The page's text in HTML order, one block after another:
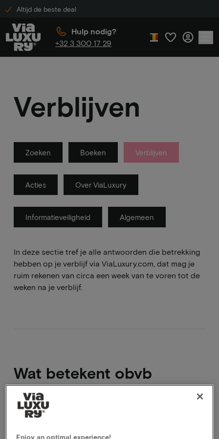
Altijd de beste deal
Hulp nodig?
+32 3 300 17 29
Verblijven
Zoeken Boeken Verblijven
Acties Over ViaLuxury
Informatieveiligheid Algemeen
In deze sectie tref je alle antwoorden die betrekking
hebben op je verblijf via ViaLuxury.com, dat mag je
ruim rekenen van circa een week van te voren tot de
weken na je verblijf.
Wat betekent obvb
obvb betekent letterlijk op basis van
beschikbaarheid, het hotel spant zich hiervoor in
Enjoy an optimal experience!